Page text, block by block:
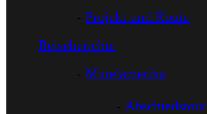
Projekt und Route
Reiseberichte
Mittelamerika
Abschiedstour